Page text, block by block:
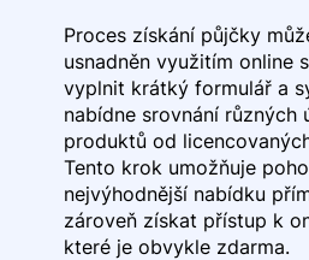
Proces získání půjčky
usnadněn využitím online
vyplnit krátký formulář a
nabídne srovnání různých
produktů od
Tento krok umožňuje
nejvýhodnější nabídku
zároveň získat přístup k
které je obvykle zdarma.